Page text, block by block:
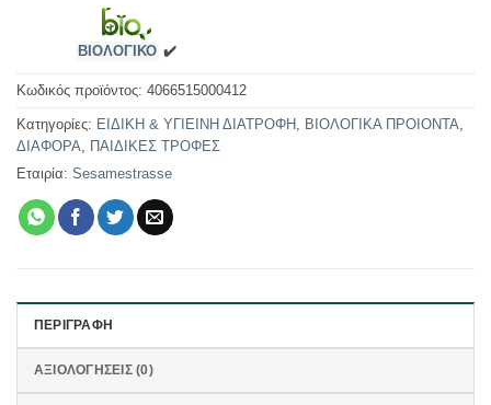
ΒΙΟΛΟΓΙΚΟ ✔️
Κωδικός προϊόντος: 4066515000412
Κατηγορίες: ΕΙΔΙΚΗ & ΥΓΙΕΙΝΗ ΔΙΑΤΡΟΦΗ , ΒΙΟΛΟΓΙΚΑ ΠΡΟΙΟΝΤΑ,
ΔΙΑΦΟΡΑ, ΠΑΙΔΙΚΕΣ ΤΡΟΦΕΣ
Εταιρία: Sesamestrasse
ΠΕΡΙΓΡΑΦΉ
ΑΞΙΟΛΟΓΉΣΕΙΣ (0)